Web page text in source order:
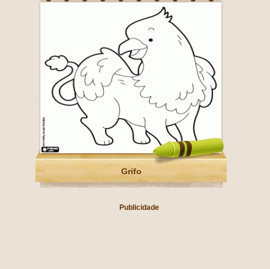
Grifo
Publicidade